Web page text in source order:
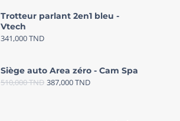
Trotteur parlant 2en1 bleu -
Vtech
341,000TND
Siège auto Area zéro - Cam Spa
510,000TND 387,000TND